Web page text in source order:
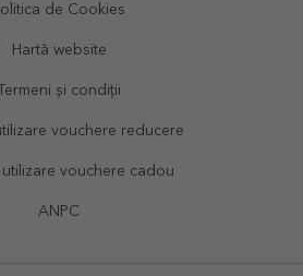
de Cookies
Hartă website
și condiții
vouchere reducere
utilizare vouchere cadou
ANPC